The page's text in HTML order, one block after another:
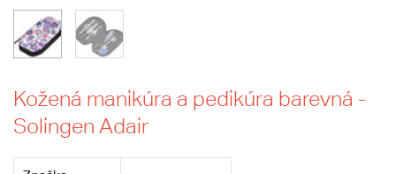
Kožená manikúra a pedikúra barevná -
Solingen Adair